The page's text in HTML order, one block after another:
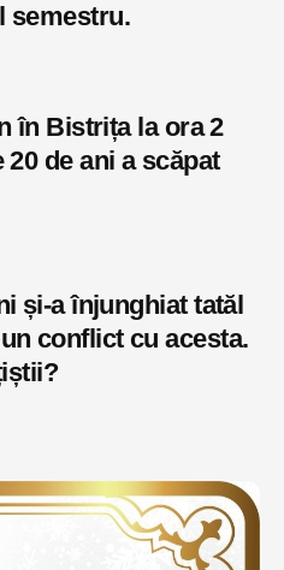
semestru.
în Bistrița la ora 2
de ani a scăpat
și-a înjunghiat tatăl
conflict cu acesta.